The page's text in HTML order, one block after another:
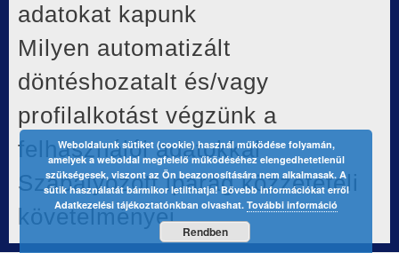
adatokat kapunk
Milyen automatizált
döntéshozatalt és/vagy
profilalkotást végzünk a
felhasználói adatokkal
Szabályozott iparág közzétételi
követelményei
Weboldalunk sütiket (cookie) használ működése folyamán,
amelyek a weboldal megfelelő működéséhez elengedhetetlenül
szükségesek, viszont az Ön beazonosítására nem alkalmasak. A
sütik használatát bármikor letilthatja! Bővebb információkat erről
Adatkezelési tájékoztatónkban olvashat.További információ
Rendben